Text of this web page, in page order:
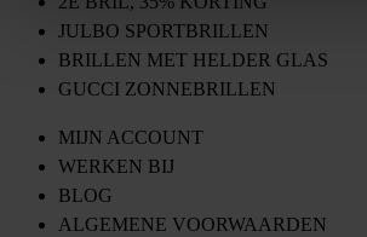
JULBO SPORTBRILLEN
BRILLEN MET HELDER GLAS
GUCCI ZONNEBRILLEN
MIJN ACCOUNT
WERKEN BIJ
BLOG
ALGEMENE VOORWAARDEN